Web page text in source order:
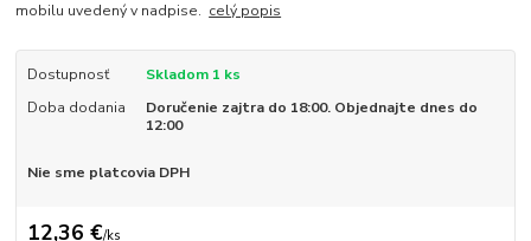
mobilu uvedený v nadpise. celý popis
Dostupnosť
Skladom 1 ks
Doba dodania
Doručenie zajtra do 18:00. Objednajte dnes do
12:00
Nie sme platcovia DPH
12,36 €/ks